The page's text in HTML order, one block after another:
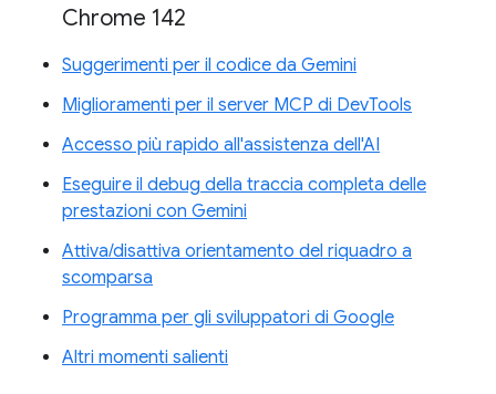
Chrome 142
Suggerimenti per il codice da Gemini
Miglioramenti per il server MCP di DevTools
Accesso più rapido all'assistenza dell'AI
Eseguire il debug della traccia completa delle
prestazioni con Gemini
Attiva/disattiva orientamento del riquadro a
scomparsa
Programma per gli sviluppatori di Google
Altri momenti salienti